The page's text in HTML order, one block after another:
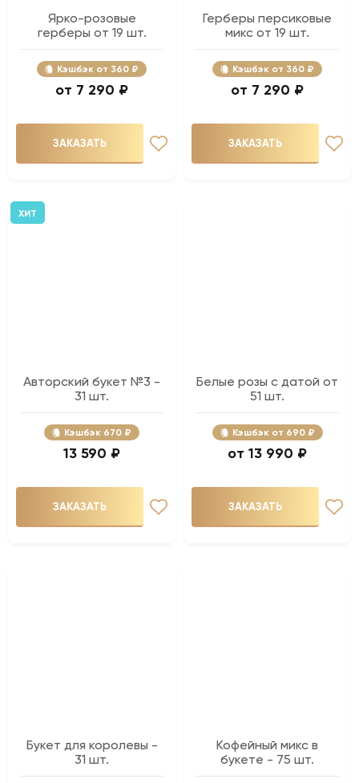
Ярко-розовые
герберы от 19 шт.
Кэшбэк 360 ₽
7 290 ₽
ЗАКАЗАТЬ
Герберы персиковые
микс от 19 шт.
Кэшбэк 360 ₽
7 290 ₽
ЗАКАЗАТЬ
ХИТ
Авторский букет №3 -
31 шт.
Кэшбэк 670 ₽
13 590 ₽
ЗАКАЗАТЬ
Белые розы с датой от
51 шт.
Кэшбэк 690 ₽
13 990 ₽
ЗАКАЗАТЬ
Букет для королевы -
31 шт.
Кофейный микс в
букете - 75 шт.